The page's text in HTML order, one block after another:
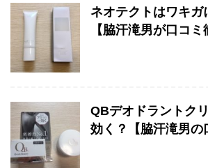
ネオテクトはワキガ
【脇汗滝男が口コミ
QBデオドラントク
効く？【脇汗滝男の